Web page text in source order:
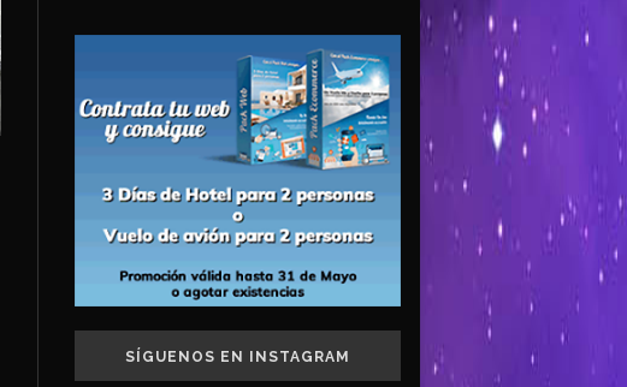
SÍGUENOS EN INSTAGRAM